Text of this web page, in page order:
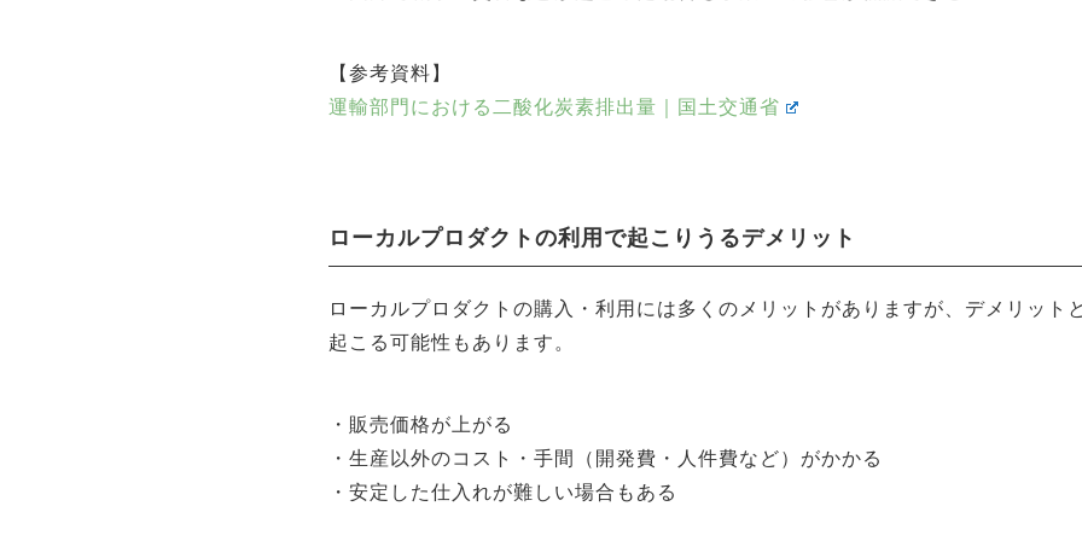
【参考資料】
運輸部門における二酸化炭素排出量｜国土交通省
ローカルプロダクトの利用で起こりうるデメリット
ローカルプロダクトの購入・利用には多くのメリットがありますが、デメリット
起こる可能性もあります。
・販売価格が上がる
・生産以外のコスト・手間（開発費・人件費など）がかかる
・安定した仕入れが難しい場合もある